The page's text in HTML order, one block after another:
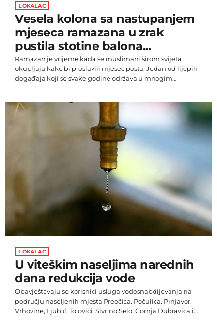
LOKALAC
Vesela kolona sa nastupanjem
mjeseca ramazana u zrak
pustila stotine balona...
Ramazan je vrijeme kada se muslimani širom svijeta
okupljaju kako bi proslavili mjesec posta. Jedan od lijepih
događaja koji se svake godine održava u mnogim
djeca od 3 do 12 godina,sa svojim najbližima, sudjelovala u
povorci noseći balone, i defileom od gradske džamije do
gradskog trga na svoj način izrazili dobrodošlicu
Ramazanu. Mališani su […]
LOKALAC
U viteškim naseljima narednih
dana redukcija vode
Obavještavaju se korisnici usluga vodosnabdijevanja na
području naseljenih mjesta Preočica, Počulica, Prnjavor,
Vrhovine, Ljubić, Tolovići, Sivrino Selo, Gornja Dubravica i